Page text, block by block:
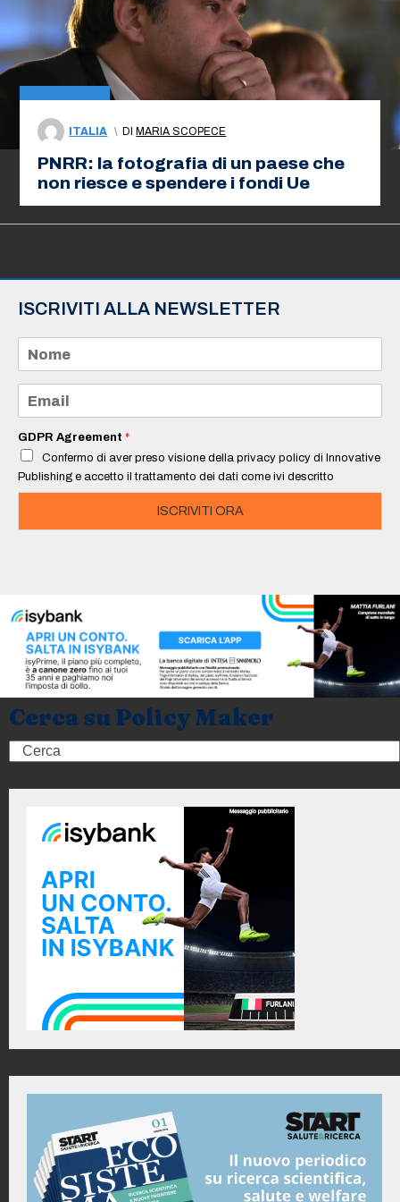
ITALIA \ DI MARIA SCOPECE
PNRR: la fotografia di un paese che
non riesce e spendere i fondi Ue
ISCRIVITI ALLA NEWSLETTER
m
e
a
i
*
GDPR Agreement *
Confermo di aver preso visione della privacy policy di Innovative
Publishing e accetto il trattamento dei dati come ivi descritto
ISCRIVITI ORA
Cerca su Policy Maker
Search